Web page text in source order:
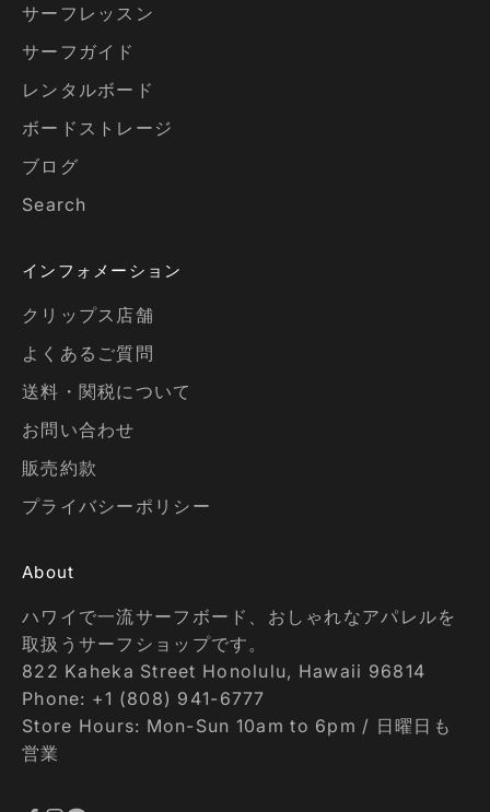
サーフレッスン
サーフガイド
レンタルボード
ボードストレージ
ブログ
Search
インフォメーション
クリップス店舗
よくあるご質問
送料・関税について
お問い合わせ
販売約款
プライバシーポリシー
About
ハワイで一流サーフボード、おしゃれなアパレルを
取扱うサーフショップです。
822 Kaheka Street Honolulu, Hawaii 96814
Phone: +1 (808) 941-6777
Store Hours: Mon-Sun 10am to 6pm / 日曜日も
営業